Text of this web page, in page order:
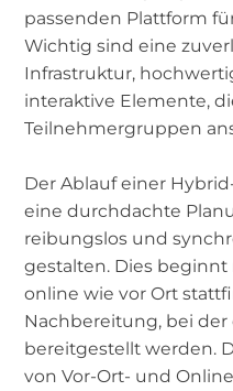
passenden Plattform
Wichtig sind eine
Infrastruktur,
interaktive Elemente,
Teilnehmergruppen
Der Ablauf einer
eine durchdachte
reibungslos und
gestalten. Dies
online wie vor Ort
Nachbereitung, bei
bereitgestellt werden.
von Vor-Ort- und